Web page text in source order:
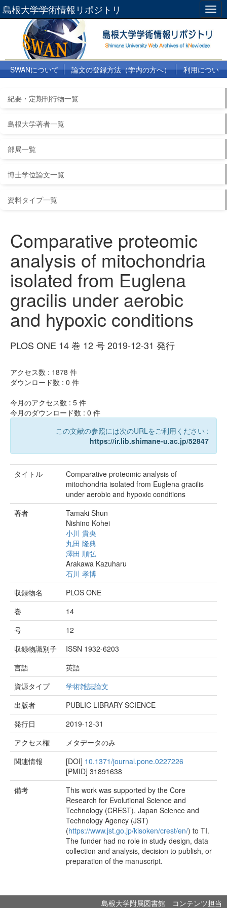
島根大学学術情報リポジトリ
SWANについて 論文の登録方法（学内の方へ）
利用につい
紀要・定期刊行物一覧
島根大学著者一覧
部局一覧
博士学位論文一覧
資料タイプ一覧
Comparative proteomic
analysis of mitochondria
isolated from Euglena
gracilis under aerobic
and hypoxic conditions
PLOS ONE 14 巻 12 号 2019-12-31 発行
アクセス数 : 1878 件
ダウンロード数 : 0 件
今月のアクセス数 : 5 件
今月のダウンロード数 : 0 件
この文献の参照には次のURLをご利用ください :
https://ir.lib.shimane-u.ac.jp/52847
タイトル
Comparative proteomic analysis of
mitochondria isolated from Euglena gracilis
under aerobic and hypoxic conditions
著者
Tamaki Shun
Nishino Kohei
小川 貴央
丸田 隆典
澤田 順弘
Arakawa Kazuharu
石川 孝博
収録物名
PLOS ONE
巻
14
号
12
収録物識別子
ISSN 1932-6203
言語
英語
資源タイプ
学術雑誌論文
出版者
PUBLIC LIBRARY SCIENCE
発行日
2019-12-31
アクセス権
メタデータのみ
関連情報
[DOI] 10.1371/journal.pone.0227226
[PMID] 31891638
備考
This work was supported by the Core
Research for Evolutional Science and
Technology (CREST), Japan Science and
Technology Agency (JST)
(https://www.jst.go.jp/kisoken/crest/en/) to TI.
The funder had no role in study design, data
collection and analysis, decision to publish, or
preparation of the manuscript.
島根大学附属図書館 コンテンツ担当